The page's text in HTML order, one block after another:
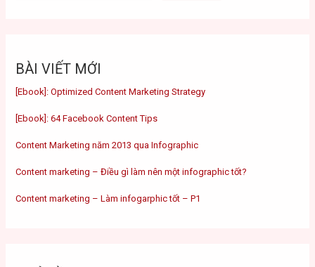
BÀI VIẾT MỚI
[Ebook]: Optimized Content Marketing Strategy
[Ebook]: 64 Facebook Content Tips
Content Marketing năm 2013 qua Infographic
Content marketing – Điều gì làm nên một infographic tốt?
Content marketing – Làm infogarphic tốt – P1